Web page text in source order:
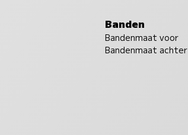
Banden
Bandenmaat voor
Bandenmaat achter